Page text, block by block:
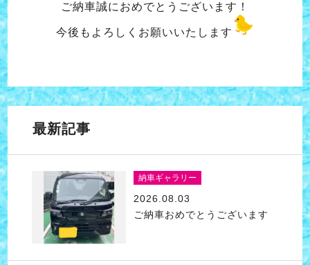
ご納車誠におめでとうございます！
今後もよろしくお願いいたします
最新記事
納車ギャラリー
2026.08.03
ご納車おめでとうございます